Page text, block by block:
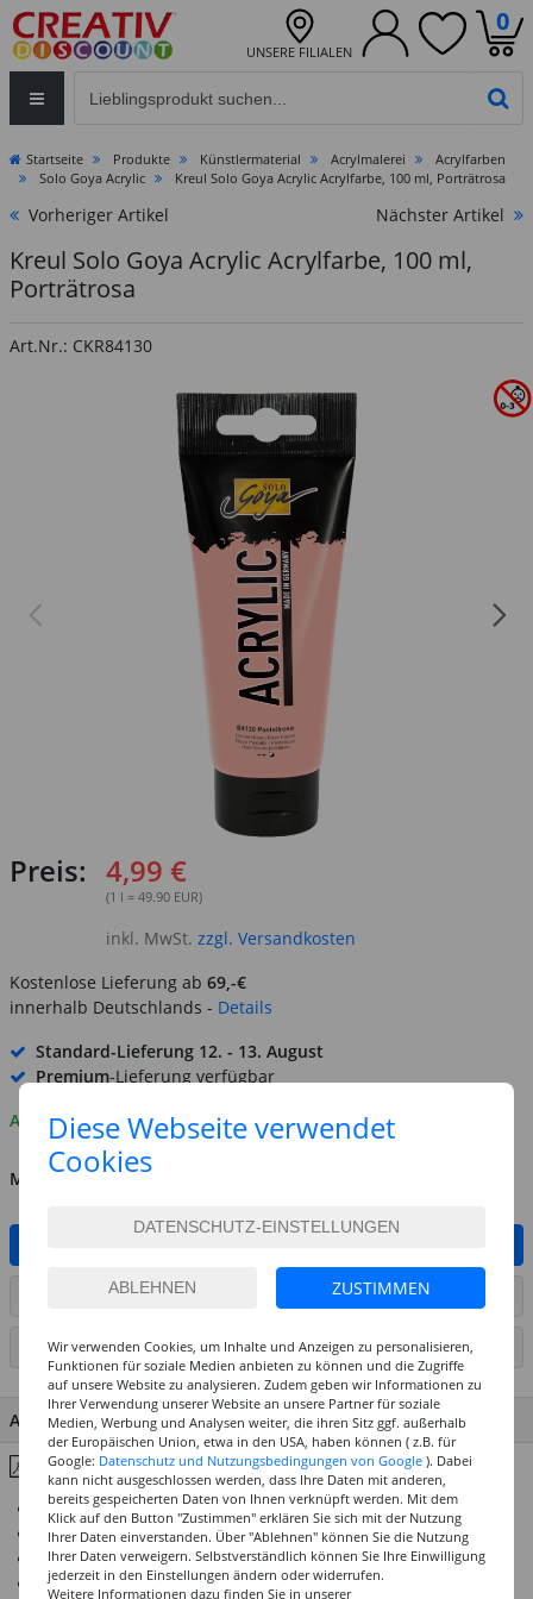
UNSERE FILIALEN
0
Startseite Produkte Künstlermaterial Acrylmalerei
Acrylfarben
Solo Goya Acrylic
Kreul Solo Goya Acrylic Acrylfarbe, 100 ml, Porträtrosa
Vorheriger Artikel Nächster Artikel
Kreul Solo Goya Acrylic Acrylfarbe, 100 ml,
Porträtrosa
Art.Nr.: CKR84130
Preis: 4,99 €
(1 l = 49.90 EUR)
inkl. MwSt. zzgl. Versandkosten
Kostenlose Lieferung ab 69,-€
innerhalb Deutschlands - Details
Standard-Lieferung 12. - 13. August
Premium-Lieferung verfügbar
Auf Lager
MENGE
ARTIKEL AUF WUNSCHLISTE SETZEN
SEITE DRUCKEN
ARTIKEL MERKMALE & DETAILS
Inhaltsstoffe & Hinweise
Für den Innen- und Außenbereich geeignet
Hohe Farbintensität, brillante Leuchtkraft
Gute Deckkraft, enthält lichtechte Pigmente
Trocknet schnell und matt auf
Diese Webseite verwendet
Cookies
ZUSTIMMEN
Wir verwenden Cookies, um Inhalte und Anzeigen zu personalisieren,
Funktionen für soziale Medien anbieten zu können und die Zugriffe
auf unsere Website zu analysieren. Zudem geben wir Informationen zu
Ihrer Verwendung unserer Website an unsere Partner für soziale
Medien, Werbung und Analysen weiter, die ihren Sitz ggf. außerhalb
der Europäischen Union, etwa in den USA, haben können ( z.B. für
Google: Datenschutz und Nutzungsbedingungen von Google ). Dabei
kann nicht ausgeschlossen werden, dass Ihre Daten mit anderen,
bereits gespeicherten Daten von Ihnen verknüpft werden. Mit dem
Klick auf den Button "Zustimmen" erklären Sie sich mit der Nutzung
Ihrer Daten einverstanden. Über "Ablehnen" können Sie die Nutzung
Ihrer Daten verweigern. Selbstverständlich können Sie Ihre Einwilligung
jederzeit in den Einstellungen ändern oder widerrufen.
Weitere Informationen dazu finden Sie in unserer